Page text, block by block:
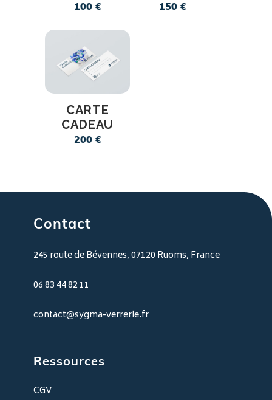
100 € 150 €
CARTE
CADEAU
200 €
Contact
245 route de Bévennes, 07120 Ruoms, France
06 83 44 82 11
contact@sygma-verrerie.fr
Ressources
CGV